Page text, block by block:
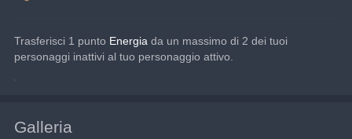
Trasferisci 1 punto Energia da un massimo di 2 dei tuoi
personaggi inattivi al tuo personaggio attivo.
Galleria